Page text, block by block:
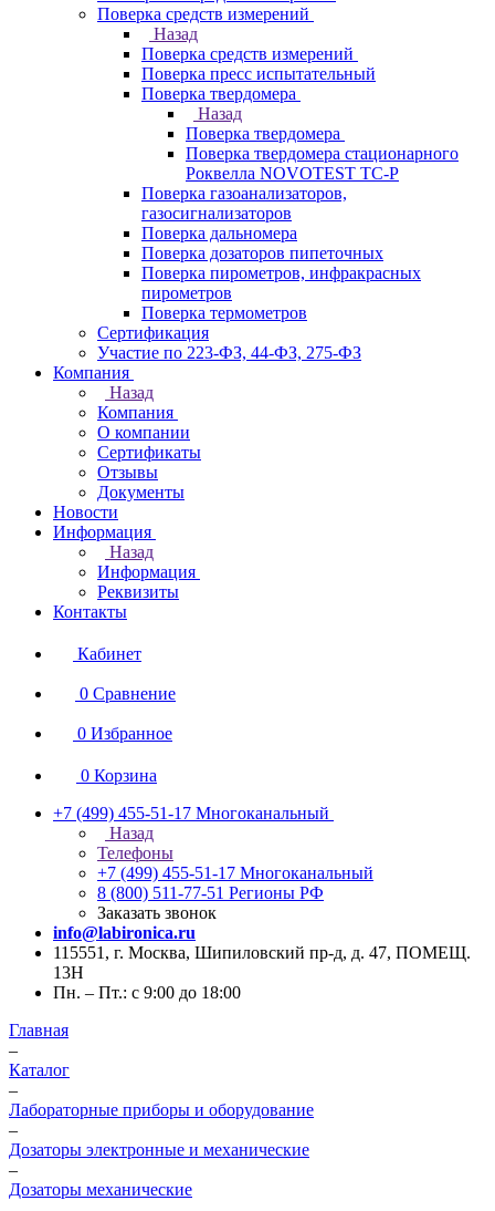
Поверка средств измерений
Назад
Поверка средств измерений
Поверка пресс испытательный
Поверка твердомера
Назад
Поверка твердомера
Поверка твердомера стационарного
Роквелла NOVOTEST TС-Р
Поверка газоанализаторов,
газосигнализаторов
Поверка дальномера
Поверка дозаторов пипеточных
Поверка пирометров, инфракрасных
пирометров
Поверка термометров
Сертификация
Участие по 223-ФЗ, 44-ФЗ, 275-ФЗ
Компания
Назад
Компания
О компании
Сертификаты
Отзывы
Документы
Новости
Информация
Назад
Информация
Реквизиты
Контакты
Кабинет
0 Сравнение
0 Избранное
0 Корзина
+7 (499) 455-51-17 Многоканальный
Назад
Телефоны
+7 (499) 455-51-17 Многоканальный
8 (800) 511-77-51 Регионы РФ
Заказать звонок
info@labironica.ru
115551, г. Москва, Шипиловский пр-д, д. 47, ПОМЕЩ.
13Н
Пн. – Пт.: с 9:00 до 18:00
Главная
–
Каталог
–
Лабораторные приборы и оборудование
–
Дозаторы электронные и механические
–
Дозаторы механические